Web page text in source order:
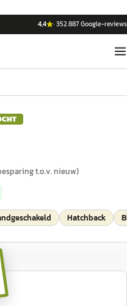
4,4 ·352.887Google-reviews
t.o.v. nieuw)
Hatchback